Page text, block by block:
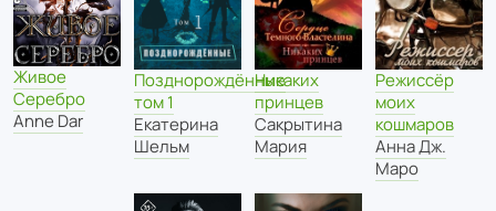
Живое
Серебро
Anne Dar
Позднорождённые
том 1
Екатерина
Шельм
Никаких
принцев
Сакрытина
Мария
Режиссёр
моих
кошмаров
Анна Дж.
Маро